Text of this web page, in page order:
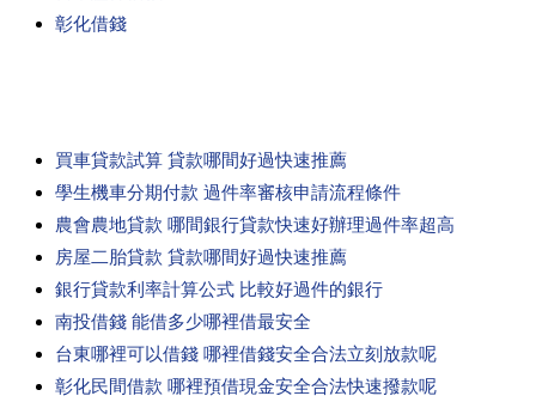
彰化借錢
買車貸款試算 貸款哪間好過快速推薦
學生機車分期付款 過件率審核申請流程條件
農會農地貸款 哪間銀行貸款快速好辦理過件率超高
房屋二胎貸款 貸款哪間好過快速推薦
銀行貸款利率計算公式 比較好過件的銀行
南投借錢 能借多少哪裡借最安全
台東哪裡可以借錢 哪裡借錢安全合法立刻放款呢
彰化民間借款 哪裡預借現金安全合法快速撥款呢